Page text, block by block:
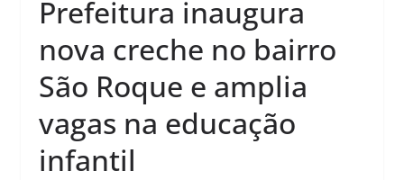
Prefeitura inaugura
nova creche no bairro
São Roque e amplia
vagas na educação
infantil